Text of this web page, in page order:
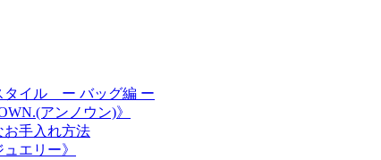
タイル ー バッグ編 ー
アンノウン)》
お手入れ方法
エリー》